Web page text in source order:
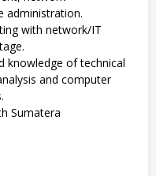
administration.
with network/IT
knowledge of technical
and computer
Sumatera